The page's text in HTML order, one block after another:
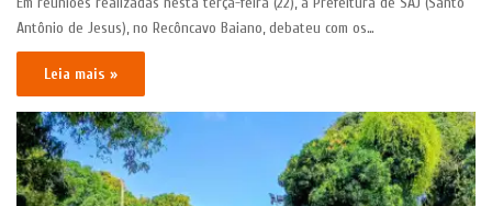
Antônio de Jesus), no Recôncavo Baiano, debateu com os…
Leia mais »